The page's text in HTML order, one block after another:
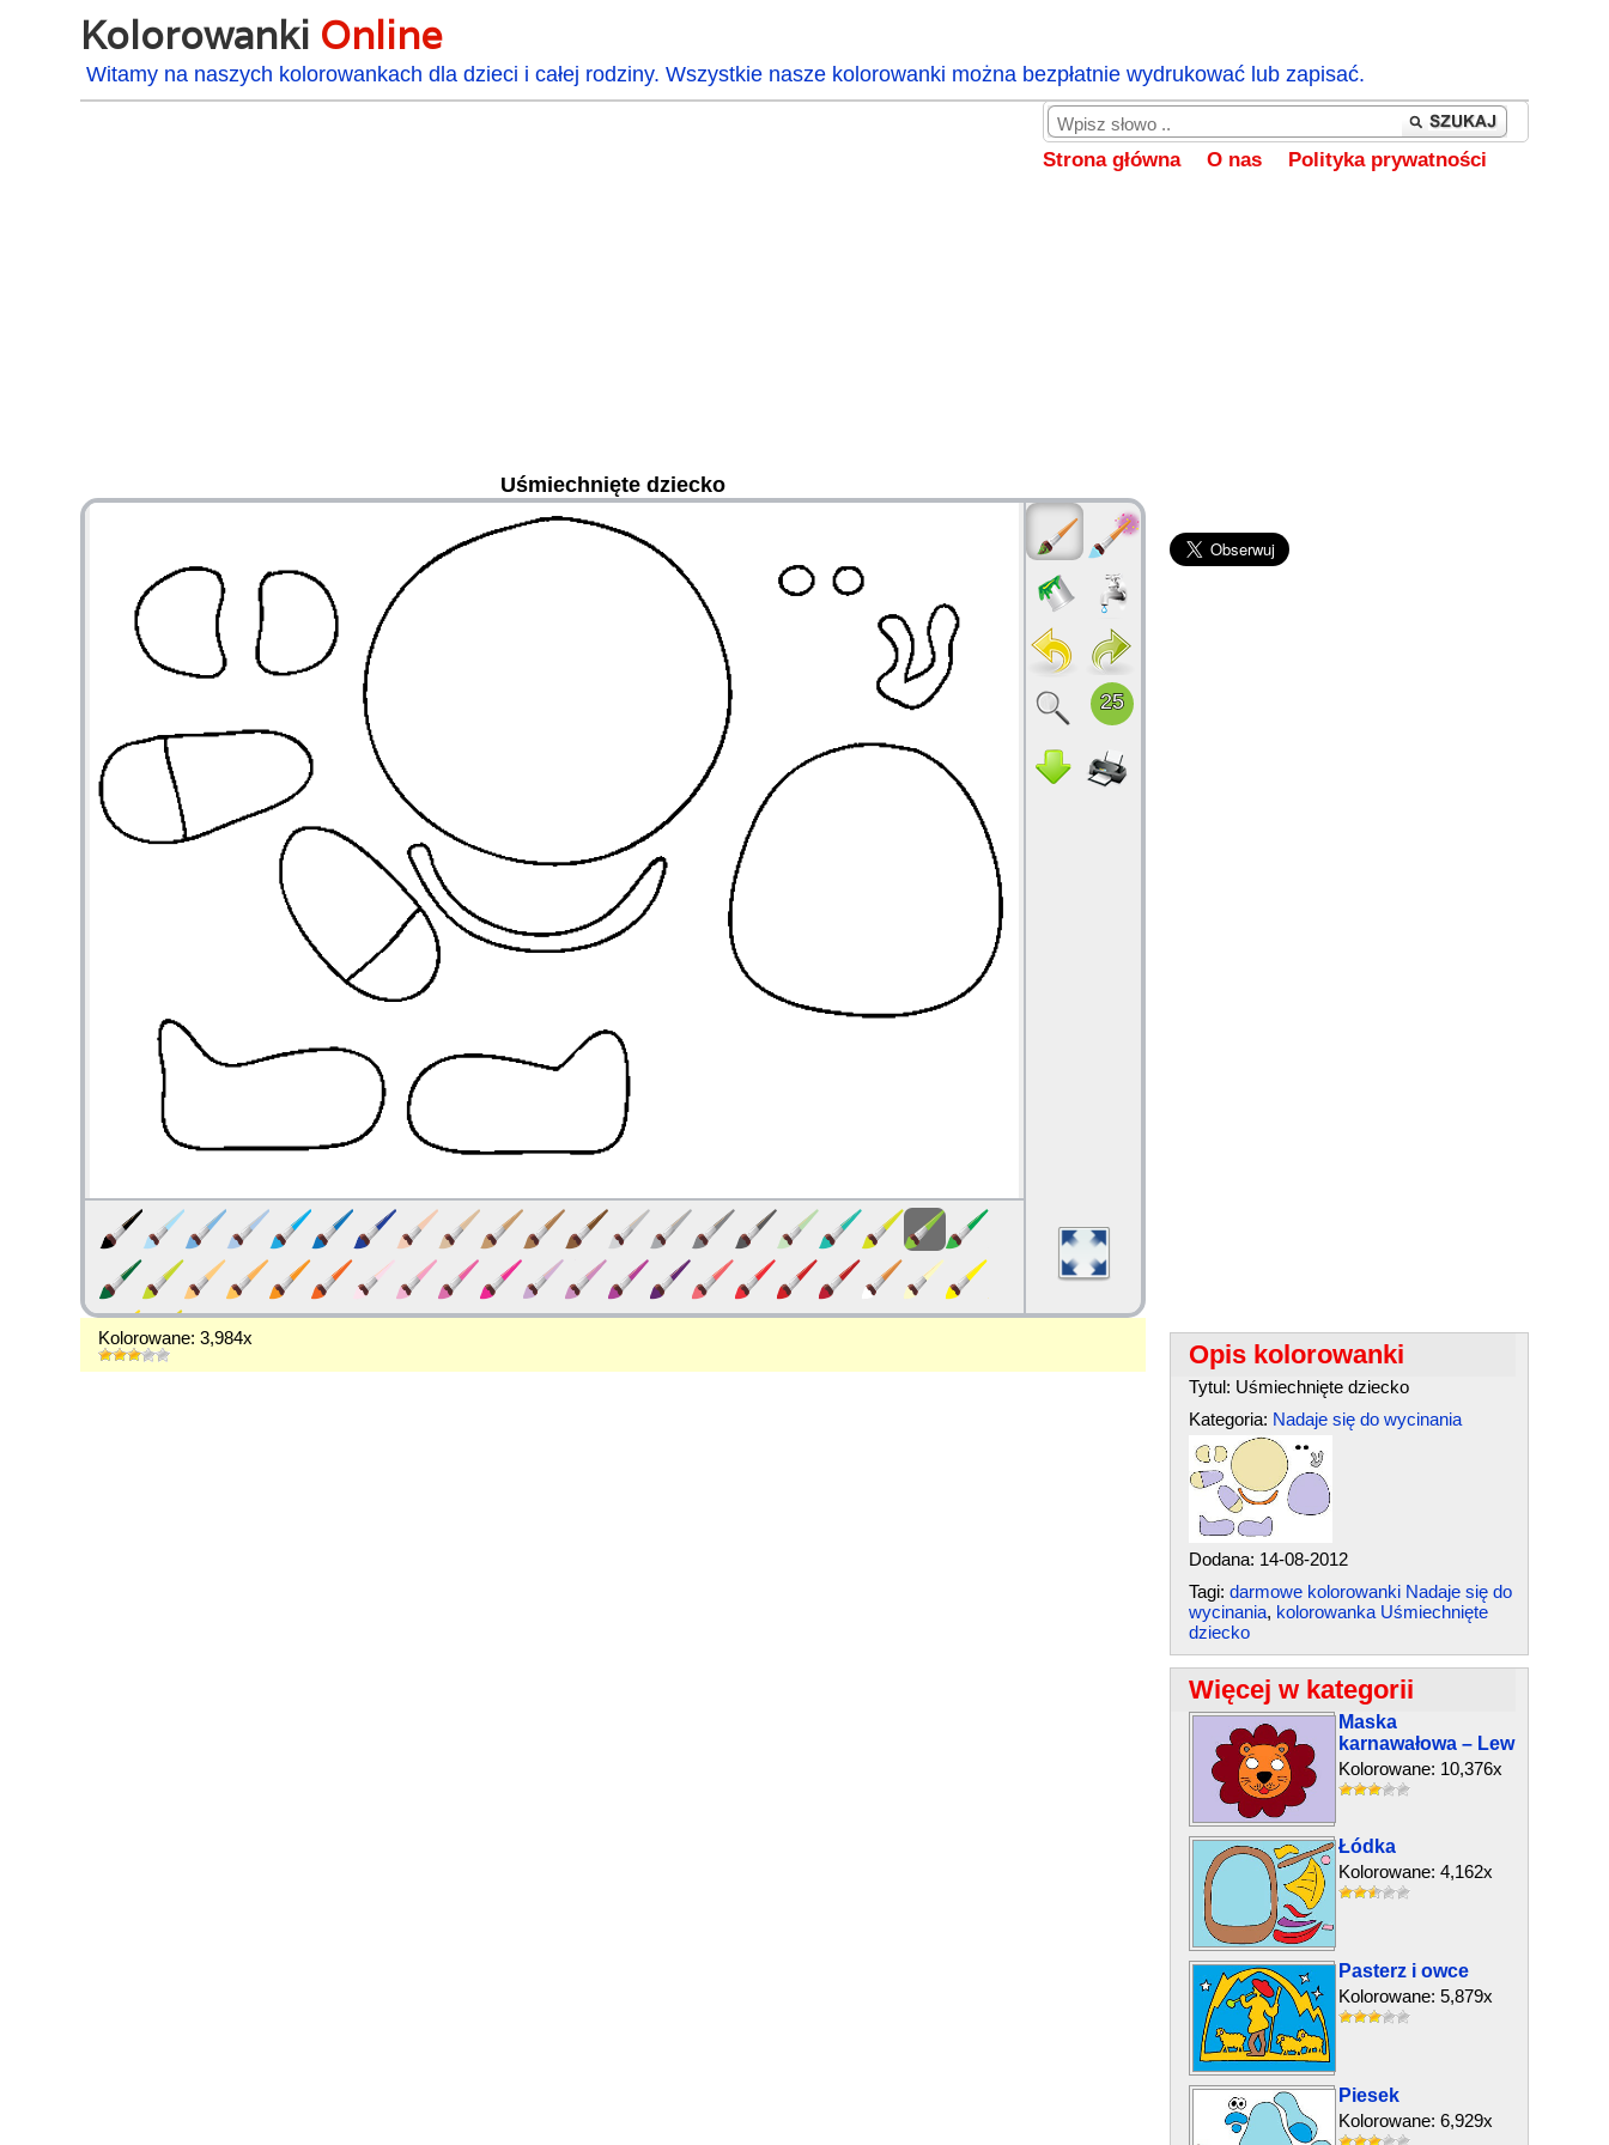
Kolorowanki Online
Witamy na naszych kolorowankach dla dzieci i całej rodziny. Wszystkie nasze kolorowanki można bezpłatnie wydrukować lub zapisać.
Strona główna O nas Polityka prywatności
Uśmiechnięte dziecko
Kolorowane: 3,984x
Opis kolorowanki
Tytul: Uśmiechnięte dziecko
Kategoria: Nadaje się do wycinania
Dodana: 14-08-2012
Tagi: darmowe kolorowanki Nadaje się do
wycinania, kolorowanka Uśmiechnięte
dziecko
Więcej w kategorii
Maska
karnawałowa – Lew
Kolorowane: 10,376x
Łódka
Kolorowane: 4,162x
Pasterz i owce
Kolorowane: 5,879x
Piesek
Kolorowane: 6,929x